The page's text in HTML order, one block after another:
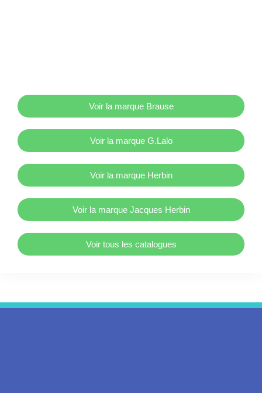
Voir la marque Brause
Voir la marque G.Lalo
Voir la marque Herbin
Voir la marque Jacques Herbin
Voir tous les catalogues